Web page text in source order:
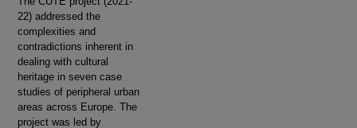
22) addressed the
complexities and
contradictions inherent in
dealing with cultural
heritage in seven case
studies of peripheral urban
areas across Europe. The
project was led by